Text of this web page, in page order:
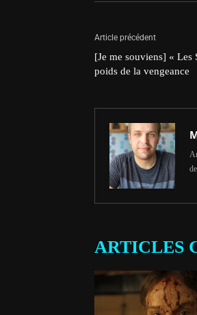
Article précédent
[Je me souviens] « Les
poids de la vengeance
ARTICLES